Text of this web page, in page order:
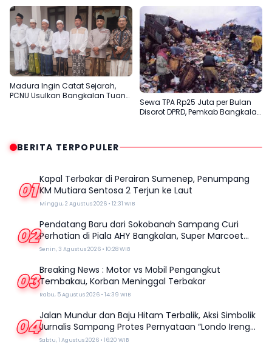
Masyarakat Madura
Madura Ingin Catat Sejarah,
PCNU Usulkan Bangkalan Tuan
Sewa TPA Rp25 Juta per Bulan
Disorot DPRD, Pemkab Bangkalan
BERITA TERPOPULER
01 Kapal Terbakar di Perairan Sumenep, Penumpang
KM Mutiara Sentosa 2 Terjun ke Laut
Minggu, 2 Agustus 2026 • 12:31 WIB
02Pendatang Baru dari Sokobanah Sampang Curi
Perhatian di Piala AHY Bangkalan, Super Marcoet
Juara 1 Galatama
Senin, 3 Agustus 2026 • 10:28 WIB
03Breaking News : Motor vs Mobil Pengangkut
Tembakau, Korban Meninggal Terbakar
Rabu, 5 Agustus 2026 • 14:39 WIB
04Jalan Mundur dan Baju Hitam Terbalik, Aksi Simbolik
Jurnalis Sampang Protes Pernyataan “Londo Ireng”
Prabowo
Sabtu, 1 Agustus 2026 • 16:20 WIB